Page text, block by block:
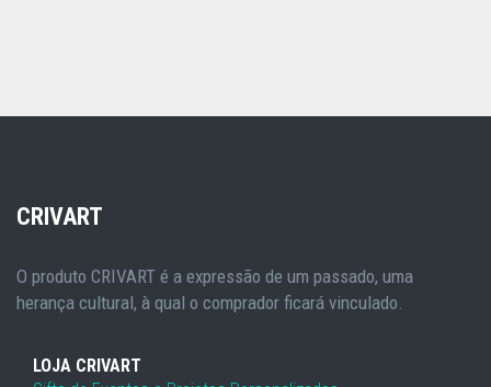
CRIVART
O produto CRIVART é a expressão de um passado, uma
herança cultural, à qual o comprador ficará vinculado.
LOJA CRIVART